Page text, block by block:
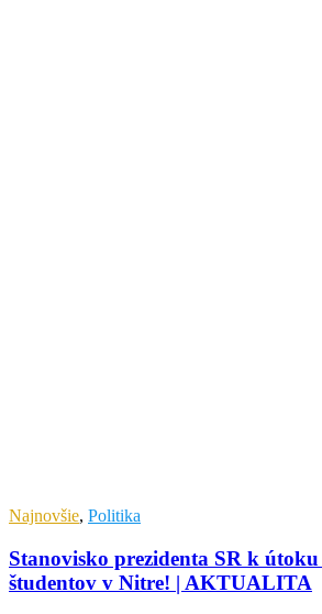
Najnovšie, Politika
Stanovisko prezidenta SR k
študentov v Nitre! | AKTUALITA